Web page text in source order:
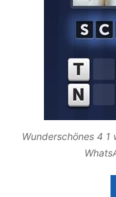
Wunderschönes 4